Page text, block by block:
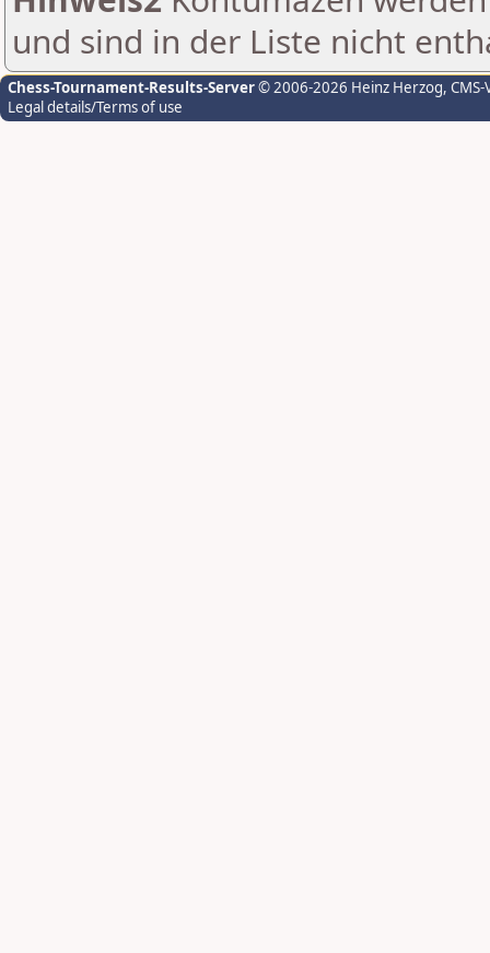
und sind in der Liste nicht
Chess-Tournament-Results-Server© 2006-2026 Heinz Herzog,
Legal details/Terms of use